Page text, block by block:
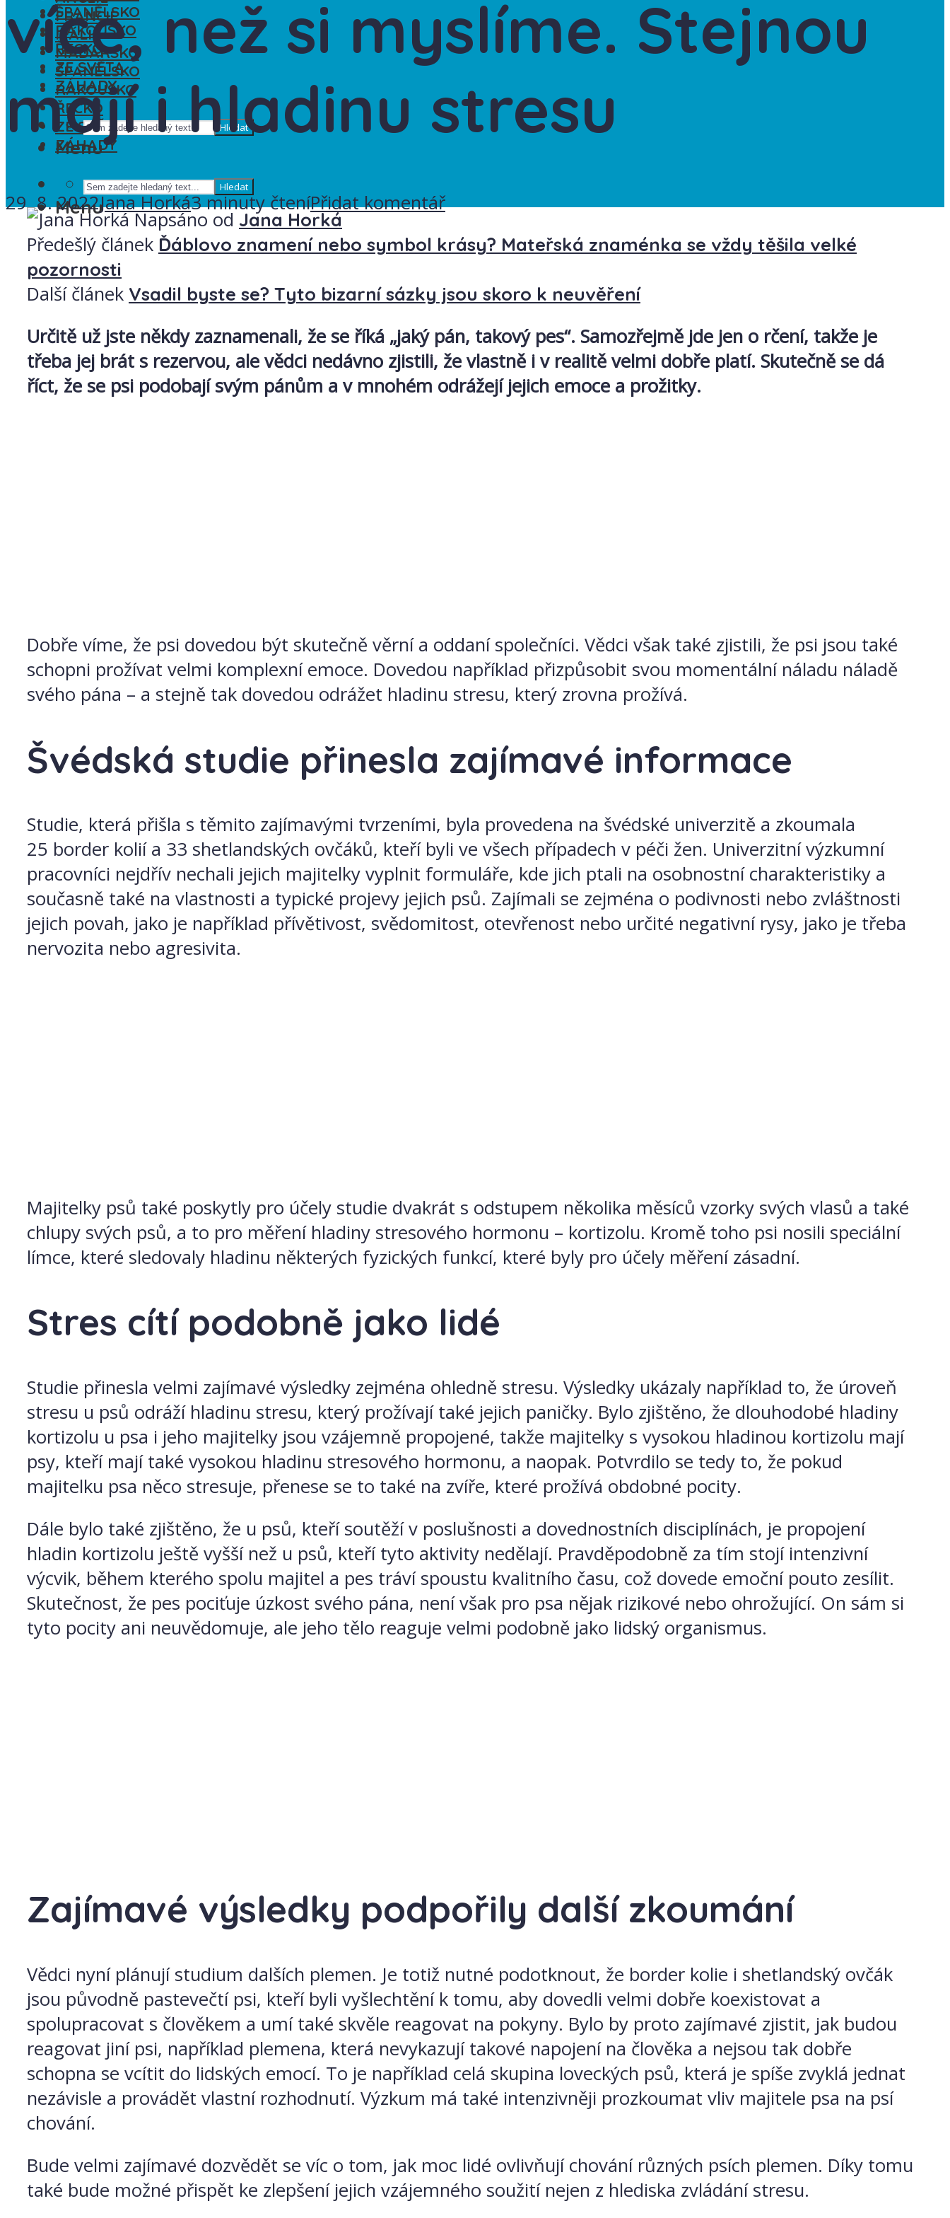
FRANCIE
ITÁLIE
MAĎARSKO
ŠPANĚLSKO
RAKOUSKO
ŘECKO
ZE SVĚTA
ZÁHADY
Hledat
Menu
ŠPANĚLSKO
RAKOUSKO
ŘECKO
ZE SVĚTA
ZÁHADY
Hledat
Menu
více, než si myslíme. Stejnou
mají i hladinu stresu
29. 8. 2022Jana Horká3 minuty čteníPřidat komentář
Napsáno od Jana Horká
Předešlý článek Ďáblovo znamení nebo symbol krásy? Mateřská znaménka se vždy těšila velké
pozornosti
Další článek Vsadil byste se? Tyto bizarní sázky jsou skoro k neuvěření
Určitě už jste někdy zaznamenali, že se říká „jaký pán, takový pes“. Samozřejmě jde jen o rčení, takže je
třeba jej brát s rezervou, ale vědci nedávno zjistili, že vlastně i v realitě velmi dobře platí. Skutečně se dá
říct, že se psi podobají svým pánům a v mnohém odrážejí jejich emoce a prožitky.
Dobře víme, že psi dovedou být skutečně věrní a oddaní společníci. Vědci však také zjistili, že psi jsou také
schopni prožívat velmi komplexní emoce. Dovedou například přizpůsobit svou momentální náladu náladě
svého pána – a stejně tak dovedou odrážet hladinu stresu, který zrovna prožívá.
Švédská studie přinesla zajímavé informace
Studie, která přišla s těmito zajímavými tvrzeními, byla provedena na švédské univerzitě a zkoumala
25 border kolií a 33 shetlandských ovčáků, kteří byli ve všech případech v péči žen. Univerzitní výzkumní
pracovníci nejdřív nechali jejich majitelky vyplnit formuláře, kde jich ptali na osobnostní charakteristiky a
současně také na vlastnosti a typické projevy jejich psů. Zajímali se zejména o podivnosti nebo zvláštnosti
jejich povah, jako je například přívětivost, svědomitost, otevřenost nebo určité negativní rysy, jako je třeba
nervozita nebo agresivita.
Majitelky psů také poskytly pro účely studie dvakrát s odstupem několika měsíců vzorky svých vlasů a také
chlupy svých psů, a to pro měření hladiny stresového hormonu – kortizolu. Kromě toho psi nosili speciální
límce, které sledovaly hladinu některých fyzických funkcí, které byly pro účely měření zásadní.
Stres cítí podobně jako lidé
Studie přinesla velmi zajímavé výsledky zejména ohledně stresu. Výsledky ukázaly například to, že úroveň
stresu u psů odráží hladinu stresu, který prožívají také jejich paničky. Bylo zjištěno, že dlouhodobé hladiny
kortizolu u psa i jeho majitelky jsou vzájemně propojené, takže majitelky s vysokou hladinou kortizolu mají
psy, kteří mají také vysokou hladinu stresového hormonu, a naopak. Potvrdilo se tedy to, že pokud
majitelku psa něco stresuje, přenese se to také na zvíře, které prožívá obdobné pocity.
Dále bylo také zjištěno, že u psů, kteří soutěží v poslušnosti a dovednostních disciplínách, je propojení
hladin kortizolu ještě vyšší než u psů, kteří tyto aktivity nedělají. Pravděpodobně za tím stojí intenzivní
výcvik, během kterého spolu majitel a pes tráví spoustu kvalitního času, což dovede emoční pouto zesílit.
Skutečnost, že pes pociťuje úzkost svého pána, není však pro psa nějak rizikové nebo ohrožující. On sám si
tyto pocity ani neuvědomuje, ale jeho tělo reaguje velmi podobně jako lidský organismus.
Zajímavé výsledky podpořily další zkoumání
Vědci nyní plánují studium dalších plemen. Je totiž nutné podotknout, že border kolie i shetlandský ovčák
jsou původně pastevečtí psi, kteří byli vyšlechtění k tomu, aby dovedli velmi dobře koexistovat a
spolupracovat s člověkem a umí také skvěle reagovat na pokyny. Bylo by proto zajímavé zjistit, jak budou
reagovat jiní psi, například plemena, která nevykazují takové napojení na člověka a nejsou tak dobře
schopna se vcítit do lidských emocí. To je například celá skupina loveckých psů, která je spíše zvyklá jednat
nezávisle a provádět vlastní rozhodnutí. Výzkum má také intenzivněji prozkoumat vliv majitele psa na psí
chování.
Bude velmi zajímavé dozvědět se víc o tom, jak moc lidé ovlivňují chování různých psích plemen. Díky tomu
také bude možné přispět ke zlepšení jejich vzájemného soužití nejen z hlediska zvládání stresu.